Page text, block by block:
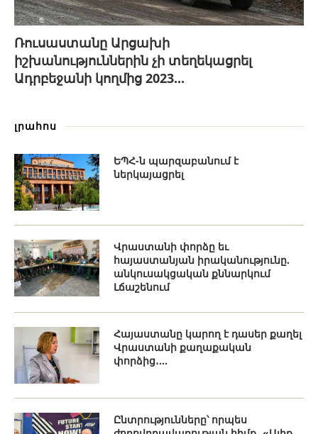
Ռուսաստանը Արցախի
իշխանություններին չի տեղեկացրել
Ադրբեջանի կողմից 2023...
լրահոս
ԵՊՀ-ն պարզաբանում է
ներկայացրել
Վրաստանի փորձը եւ
հայաստանյան իրականությունը.
անկուսակցական քննարկում
Լճաշենում
Հայաստանը կարող է դասեր քաղել
Վրաստանի քաղաքական
փորձից․...
Ընտրությունները՝ որպես